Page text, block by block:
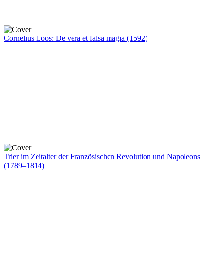
Cornelius Loos: De vera et falsa magia (1592)
Trier im Zeitalter der Französischen Revolution und Napoleons
(1789–1814)